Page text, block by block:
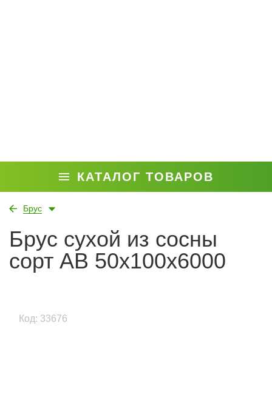
КАТАЛОГ ТОВАРОВ
Брус
Брус сухой из сосны
сорт АВ 50x100x6000
Код: 33676